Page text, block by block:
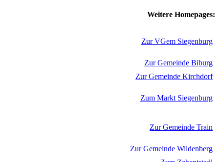
Weitere Homepages:
Zur VGem Siegenburg
Zur Gemeinde Biburg
Zur Gemeinde Kirchdorf
Zum Markt Siegenburg
Zur Gemeinde Train
Zur Gemeinde Wildenberg